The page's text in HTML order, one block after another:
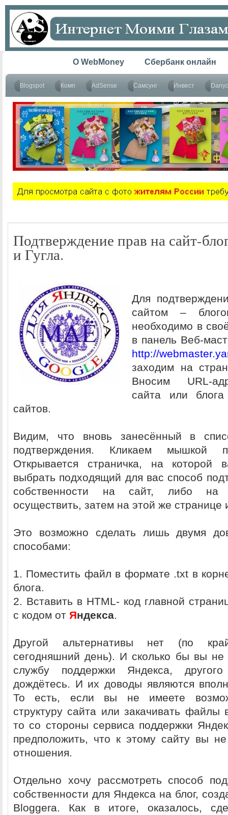
O WebMoney Сбербанк онлайн
Blogspot Комп AdSense Самсунг Инвест
Подтверждение прав на сайт-
и Гугла.
Для
сайтом –
необходимо в
в панель Веб-
http://
заходим на
Вносим URL-
сайта или
сайтов.
Видим, что вновь занесённый в
подтверждения. Кликаем мышкой
Открывается страничка, на которой
выбрать подходящий для вас способ
собственности на сайт, либо на
осуществить, затем на этой же странице
Это возможно сделать лишь двумя
способами:
1. Поместить файл в формате .txt в
блога.
2. Вставить в HTML- код главной
с кодом от Яндекса.
Другой альтернативы нет (по
сегодняшний день). И сколько бы вы не
службу поддержки Яндекса,
дождётесь. И их доводы являются
То есть, если вы не имеете
структуру сайта или закачивать файлы
то со стороны сервиса поддержки
предположить, что к этому сайту вы не
отношения.
Отдельно хочу рассмотреть способ
собственности для Яндекса на блог,
Bloggerа. Как в итоге, оказалось,